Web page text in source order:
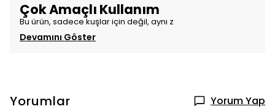
Çok Amaçlı Kullanım
Bu ürün, sadece kuşlar için değil, aynı z
Devamını Göster
Yorumlar Yorum Yap